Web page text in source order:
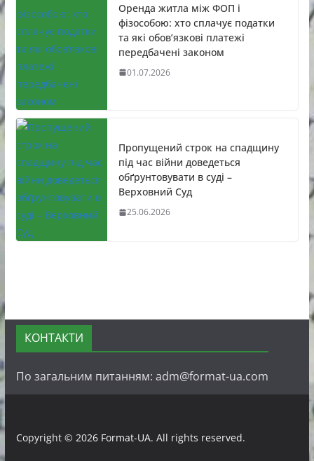
Оренда житла між ФОП і
фізособою: хто сплачує податки
та які обов’язкові платежі
передбачені законом
01.07.2026
Пропущений строк на спадщину
під час війни доведеться
обґрунтовувати в суді –
Верховний Суд
25.06.2026
КОНТАКТИ
По загальним питанням: adm@format-ua.com
Copyright © 2026 Format-UA. All rights reserved.